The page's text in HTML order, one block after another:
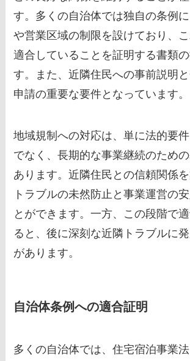
す。多くの自治体では独自の条例
や営業区域の制限を設けており、
適合していることを証明する書類
す。また、近隣住民への事前説明と
申請の重要な要件となっています。
地域規制への対応は、単に法的要
でなく、長期的な事業継続のため
あります。近隣住民との信頼関係を
トラブルの未然防止と事業運営の
とができます。一方、この段階で
ると、後に深刻な近隣トラブルに
があります。
自治体条例への適合証明
多くの自治体では、住宅宿泊事業